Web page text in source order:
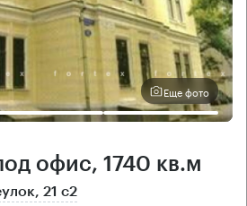
Еще фото
офис, 1740 кв.м
21 с2